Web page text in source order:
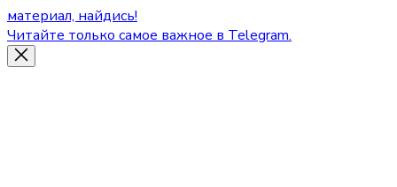
материал, найдись!
Читайте только самое важное в Telegram.